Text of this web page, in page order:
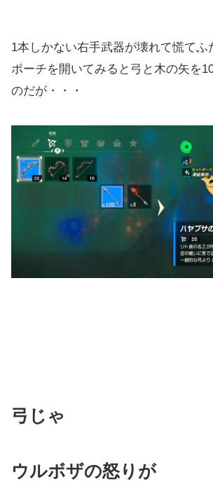
1本しかない右手武器が壊れて慌てふ
ポーチを開いてみると弓と木の矢を
のだが・・・
弓じゃ
ウルボザの怒りが